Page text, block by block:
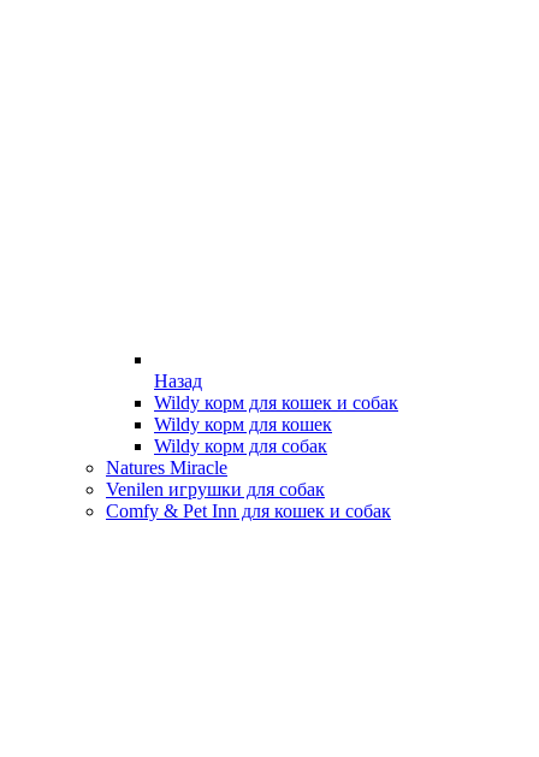
Назад
Wildy корм для кошек и собак
Wildy корм для кошек
Wildy корм для собак
Natures Miracle
Venilen игрушки для собак
Comfy & Pet Inn для кошек и собак